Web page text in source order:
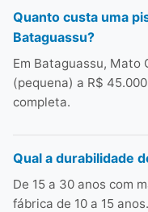
Quanto custa uma
Bataguassu?
Em Bataguassu, Mato
(pequena) a R$
completa.
Qual a durabilidade
De 15 a 30 anos com
fábrica de 10 a 15 anos.